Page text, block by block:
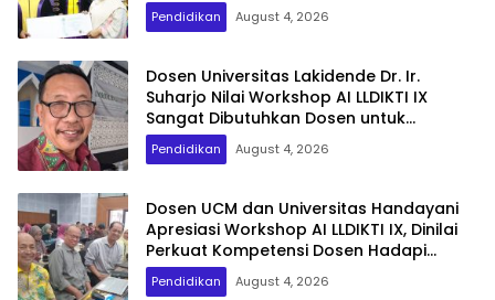
Pendidikan August 4, 2026
Dosen Universitas Lakidende Dr. Ir.
Suharjo Nilai Workshop AI LLDIKTI IX
Sangat Dibutuhkan Dosen untuk
Publikasi Internasional
Pendidikan August 4, 2026
Dosen UCM dan Universitas Handayani
Apresiasi Workshop AI LLDIKTI IX, Dinilai
Perkuat Kompetensi Dosen Hadapi
Transformasi Digital
Pendidikan August 4, 2026